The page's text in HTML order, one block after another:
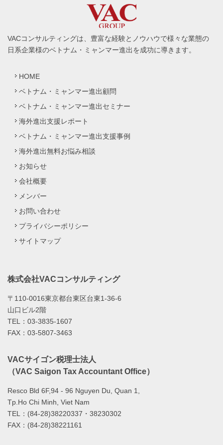
VACコンサルティングは、豊富な経験とノウハウで様々な業態の
日系企業様のベトナム・ミャンマー進出を成功に導きます。
HOME
ベトナム・ミャンマー進出顧問
ベトナム・ミャンマー進出セミナー
海外進出支援レポート
ベトナム・ミャンマー進出支援事例
海外進出無料お悩み相談
お知らせ
会社概要
メンバー
お問い合わせ
プライバシーポリシー
サイトマップ
株式会社VACコンサルティング
〒110-0016東京都台東区台東1-36-6
山口ビル2階
TEL：03-3835-1607
FAX：03-5807-3463
VACサイゴン税理士法人
（VAC Saigon Tax Accountant Office）
Resco Bld 6F,94 - 96 Nguyen Du, Quan 1,
Tp.Ho Chi Minh, Viet Nam
TEL：(84-28)38220337・38230302
FAX：(84-28)38221161